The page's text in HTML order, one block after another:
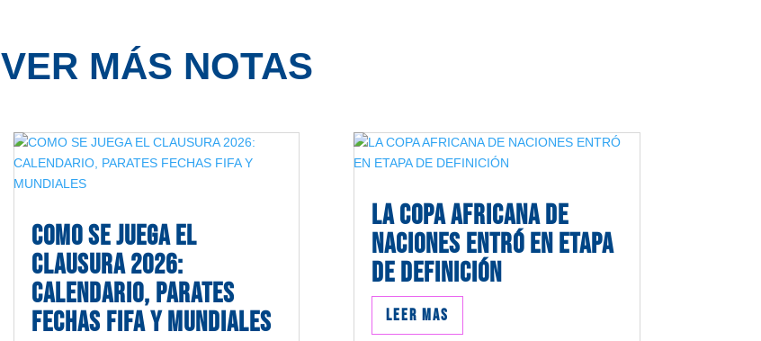
VER MÁS NOTAS
COMO SE JUEGA EL
CLAUSURA 2026:
CALENDARIO, PARATES
FECHAS FIFA Y MUNDIALES
LA COPA AFRICANA DE
NACIONES ENTRÓ EN ETAPA
DE DEFINICIÓN
Leer mas